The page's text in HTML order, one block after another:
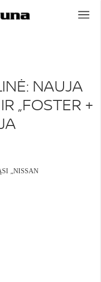
NAUJA
„FOSTER +